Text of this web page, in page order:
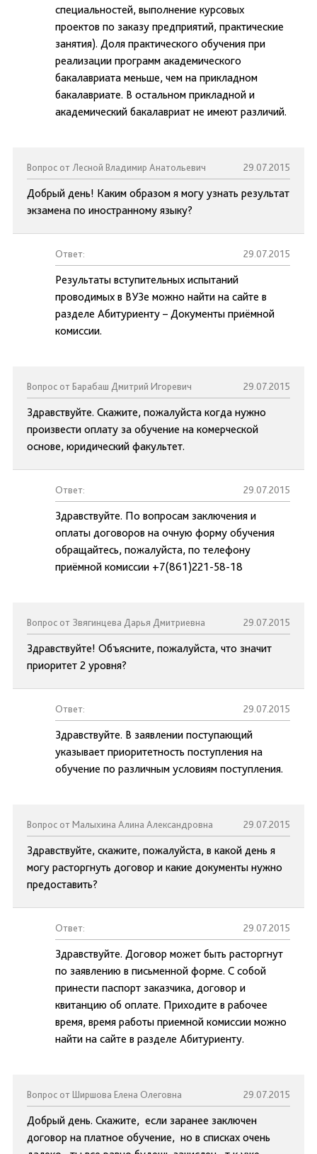
специальностей, выполнение курсовых
проектов по заказу предприятий, практические
занятия). Доля практического обучения при
реализации программ академического
бакалавриата меньше, чем на прикладном
бакалавриате. В остальном прикладной и
академический бакалавриат не имеют различий.
Вопрос от Лесной Владимир Анатольевич 29.07.2015
Добрый день! Каким образом я могу узнать результат
экзамена по иностранному языку?
Ответ: 29.07.2015
Результаты вступительных испытаний
проводимых в ВУЗе можно найти на сайте в
разделе Абитуриенту – Документы приёмной
комиссии.
Вопрос от Барабаш Дмитрий Игоревич 29.07.2015
Здравствуйте. Скажите, пожалуйста когда нужно
произвести оплату за обучение на комерческой
основе, юридический факультет.
Ответ: 29.07.2015
Здравствуйте. По вопросам заключения и
оплаты договоров на очную форму обучения
обращайтесь, пожалуйста, по телефону
приёмной комиссии +7(861)221-58-18
Вопрос от Звягинцева Дарья Дмитриевна 29.07.2015
Здравствуйте! Объясните, пожалуйста, что значит
приоритет 2 уровня?
Ответ: 29.07.2015
Здравствуйте. В заявлении поступающий
указывает приоритетность поступления на
обучение по различным условиям поступления.
Вопрос от Малыхина Алина Александровна 29.07.2015
Здравствуйте, скажите, пожалуйста, в какой день я
могу расторгнуть договор и какие документы нужно
предоставить?
Ответ: 29.07.2015
Здравствуйте. Договор может быть расторгнут
по заявлению в письменной форме. С собой
принести паспорт заказчика, договор и
квитанцию об оплате. Приходите в рабочее
время, время работы приемной комиссии можно
найти на сайте в разделе Абитуриенту.
Вопрос от Ширшова Елена Олеговна 29.07.2015
Добрый день. Скажите, если заранее заключен
договор на платное обучение, но в списках очень